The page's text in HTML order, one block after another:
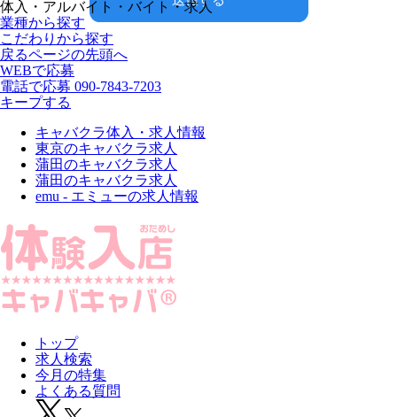
体入・アルバイト・バイト・求人
業種から探す
こだわりから探す
戻るページの先頭へ
WEBで応募
電話で応募 090-7843-7203
キープする
キャバクラ体入・求人情報
東京のキャバクラ求人
蒲田のキャバクラ求人
蒲田のキャバクラ求人
emu - エミューの求人情報
トップ
求人検索
今月の特集
よくある質問